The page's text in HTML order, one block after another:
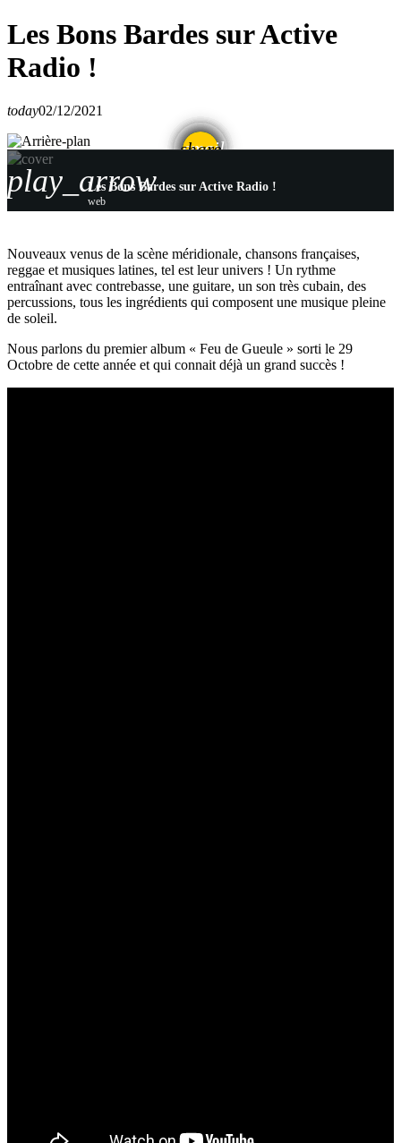
Les Bons Bardes sur Active
Radio !
today02/12/2021
share
email
play_arrowLes Bons Bardes sur Active Radio !
web
Nouveaux venus de la scène méridionale, chansons françaises,
reggae et musiques latines, tel est leur univers ! Un rythme
entraînant avec contrebasse, une guitare, un son très cubain, des
percussions, tous les ingrédients qui composent une musique pleine
de soleil.
Nous parlons du premier album « Feu de Gueule » sorti le 29
Octobre de cette année et qui connait déjà un grand succès !